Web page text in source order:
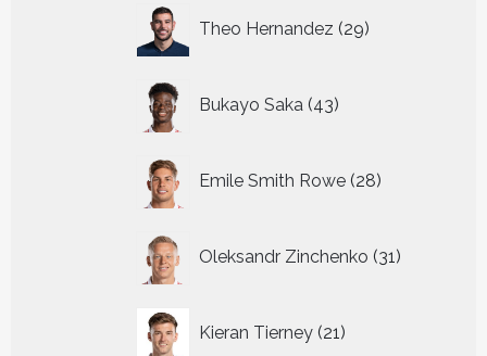
Theo Hernandez 29
producten
Bukayo Saka 43
producten
Emile Smith Rowe 28
producten
Oleksandr Zinchenko 31
producten
Kieran Tierney 21
producten